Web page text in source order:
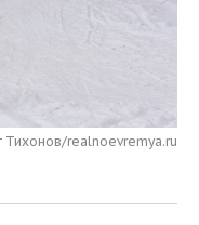
Тихонов/realnoevremya.ru